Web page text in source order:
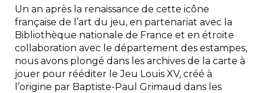
Un an après la renaissance de cette icône
française de l’art du jeu, en partenariat avec la
Bibliothèque nationale de France et en étroite
collaboration avec le département des estampes,
nous avons plongé dans les archives de la carte à
jouer pour rééditer le Jeu Louis XV, créé à
l’origine par Baptiste-Paul Grimaud dans les